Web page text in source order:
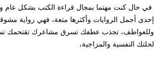
في حال كنت مهتما بمجال قراءة الكتب بشكل عام
إحدى أجمل الروايات وأكثرها متعة، فهي رواية
وللعواطف، تجذب عطفك تسرق مشاعرك تقتحمك
لحلتك النفسية والمزاجية،